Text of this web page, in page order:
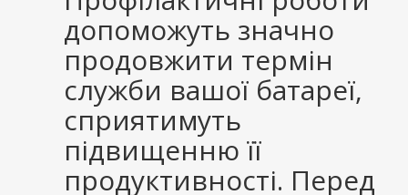
допоможуть значно
продовжити термін
служби вашої батареї,
сприятимуть
підвищенню її
продуктивності. Перед